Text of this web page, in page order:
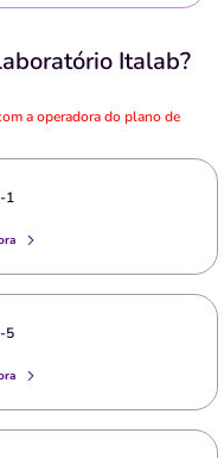
Italab?
a operadora do plano de
1
5